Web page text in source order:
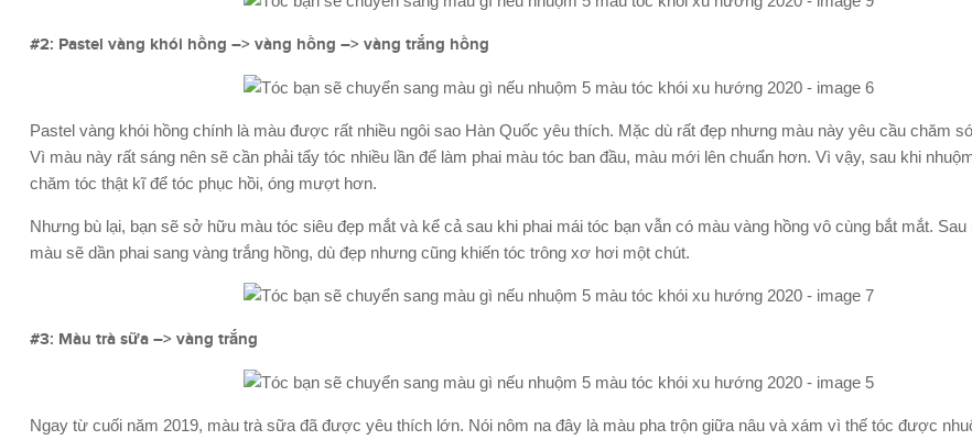
#2: Pastel vàng khói hồng –> vàng hồng –> vàng trắng hồng
Pastel vàng khói hồng chính là màu được rất nhiều ngôi sao Hàn Quốc yêu thích. Mặc dù rất đẹp nhưng màu này yêu cầu chăm
Vì màu này rất sáng nên sẽ cần phải tẩy tóc nhiều lần để làm phai màu tóc ban đầu, màu mới lên chuẩn hơn. Vì vậy, sau khi
chăm tóc thật kĩ để tóc phục hồi, óng mượt hơn.
Nhưng bù lại, bạn sẽ sở hữu màu tóc siêu đẹp mắt và kể cả sau khi phai mái tóc bạn vẫn có màu vàng hồng vô cùng bắt mắt. Sau
màu sẽ dần phai sang vàng trắng hồng, dù đẹp nhưng cũng khiến tóc trông xơ hơi một chút.
#3: Màu trà sữa –> vàng trắng
Ngay từ cuối năm 2019, màu trà sữa đã được yêu thích lớn. Nói nôm na đây là màu pha trộn giữa nâu và xám vì thế tóc được